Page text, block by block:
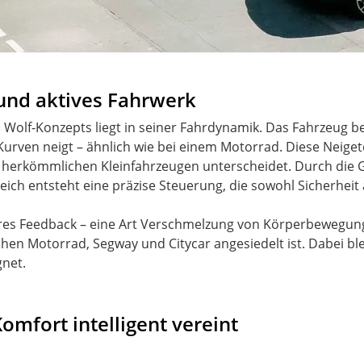
aktives Fahrwerk
Konzepts liegt in seiner Fahrdynamik. Das Fahrzeug
neigt – ähnlich wie bei einem Motorrad. Diese
Kleinfahrzeugen unterscheidet. Durch die
entsteht eine präzise Steuerung, die sowohl
Feedback – eine Art Verschmelzung von
Motorrad, Segway und Citycar angesiedelt ist. Dabei
intelligent vereint